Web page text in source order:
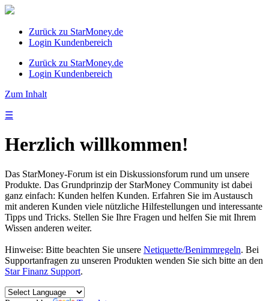
Zurück zu StarMoney.de
Login Kundenbereich
Zurück zu StarMoney.de
Login Kundenbereich
Zum Inhalt
☰
Herzlich willkommen!
Das StarMoney-Forum ist ein Diskussionsforum rund um unsere
Produkte. Das Grundprinzip der StarMoney Community ist dabei
ganz einfach: Kunden helfen Kunden. Erfahren Sie im Austausch
mit anderen Kunden viele nützliche Hilfestellungen und interessante
Tipps und Tricks. Stellen Sie Ihre Fragen und helfen Sie mit Ihrem
Wissen anderen weiter.
Hinweise: Bitte beachten Sie unsere Netiquette/Benimmregeln. Bei
Supportanfragen zu unseren Produkten wenden Sie sich bitte an den
Star Finanz Support.